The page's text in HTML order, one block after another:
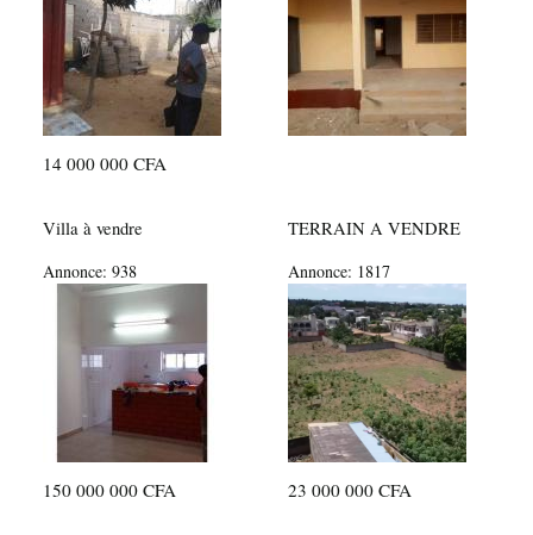
14 000 000 CFA
Villa à vendre
Annonce: 938
150 000 000 CFA
TERRAIN A VENDRE
Annonce: 1817
23 000 000 CFA